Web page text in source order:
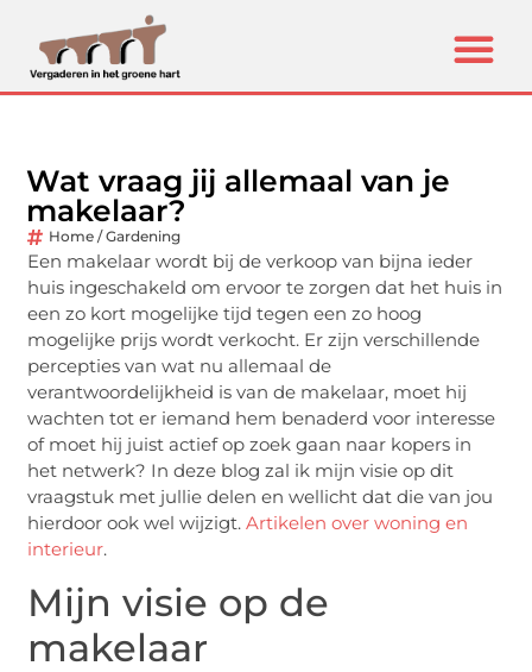
Wat vraag jij allemaal van je
makelaar?
Home / Gardening
Een makelaar wordt bij de verkoop van bijna ieder
huis ingeschakeld om ervoor te zorgen dat het huis in
een zo kort mogelijke tijd tegen een zo hoog
mogelijke prijs wordt verkocht. Er zijn verschillende
percepties van wat nu allemaal de
verantwoordelijkheid is van de makelaar, moet hij
wachten tot er iemand hem benaderd voor interesse
of moet hij juist actief op zoek gaan naar kopers in
het netwerk? In deze blog zal ik mijn visie op dit
vraagstuk met jullie delen en wellicht dat die van jou
hierdoor ook wel wijzigt.Artikelen over woning en
interieur.
Mijn visie op de
makelaar